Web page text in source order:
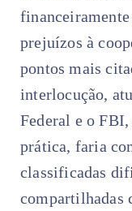
prejuízos à
pontos mais
interlocução,
Federal e o
prática, faria
classificadas
compartilhadas